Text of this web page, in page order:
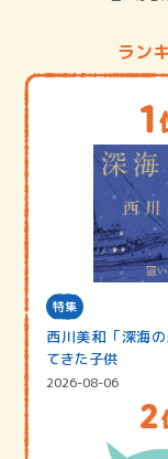
ラン
特集
西川美和「深海
てきた子供
2026-08-06